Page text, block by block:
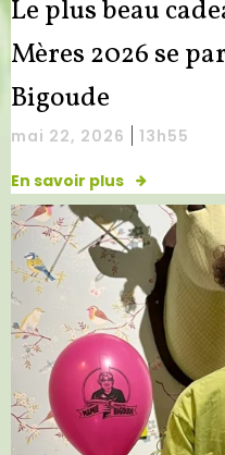
Le plus beau
Mères 2026 se
Bigoude
mai 22, 2026 13h55
En savoir plus